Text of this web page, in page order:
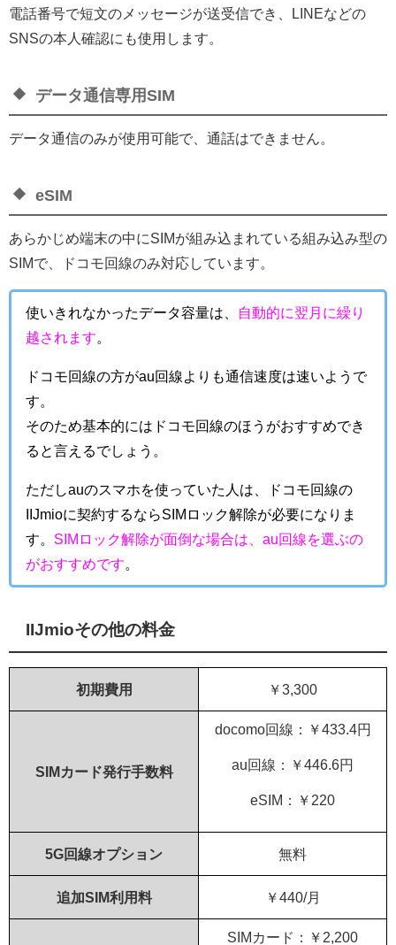
電話番号で短文のメッセージが送受信でき、LINEなどの
SNSの本人確認にも使用します。
データ通信専用SIM
データ通信のみが使用可能で、通話はできません。
eSIM
あらかじめ端末の中にSIMが組み込まれている組み込み型の
SIMで、
ドコモ回線のみ対応しています。
使いきれなかったデータ容量は、
自動的に翌月に繰り
越されます。
ドコモ回線の方がau回線よりも通信速度は速いようで
す。
そのため基本的にはドコモ回線のほうがおすすめでき
ると言えるでしょう。
ただしauのスマホを使っていた人は、ドコモ回線の
IIJmioに契約するならSIMロック解除が必要になりま
す。 SIMロック解除が面倒な場合は、au回線を選ぶの
がおすすめです。
IIJmioその他の料金
初期費用 ￥3,300
SIMカード発行手数料
docomo回線：￥433.4円
au回線：￥446.6円
eSIM：￥220
5G回線オプション 無料
追加SIM利用料 ￥440/月
SIMカード：￥2,200